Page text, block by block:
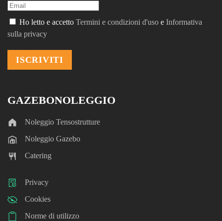
Ho letto e accetto Termini e condizioni d'uso e Informativa
sulla privacy
GAZEBONOLEGGIO
Noleggio Tensostrutture
Noleggio Gazebo
Catering
Privacy
Cookies
Norme di utilizzo